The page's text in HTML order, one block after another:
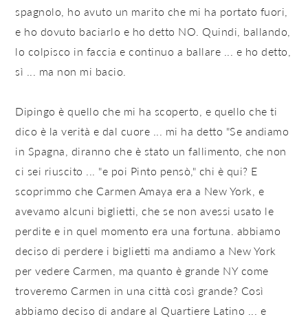
spagnolo, ho avuto un marito che mi ha portato fuori,
e ho dovuto baciarlo e ho detto NO. Quindi, ballando,
lo colpisco in faccia e continuo a ballare ... e ho detto,
sì ... ma non mi bacio.
Dipingo è quello che mi ha scoperto, e quello che ti
dico è la verità e dal cuore ... mi ha detto "Se andiamo
in Spagna, diranno che è stato un fallimento, che non
ci sei riuscito ... "e poi Pinto pensò," chi è qui? E
scoprimmo che Carmen Amaya era a New York, e
avevamo alcuni biglietti, che se non avessi usato le
perdite e in quel momento era una fortuna. abbiamo
deciso di perdere i biglietti ma andiamo a New York
per vedere Carmen, ma quanto è grande NY come
troveremo Carmen in una città così grande? Così
abbiamo deciso di andare al Quartiere Latino ... e